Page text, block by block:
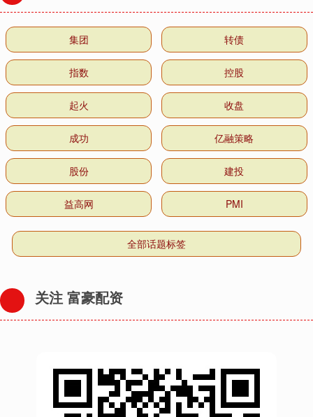
集团 转债
指数 控股
起火 收盘
成功 亿融策略
股份 建投
益高网 PMI
全部话题标签
关注 富豪配资